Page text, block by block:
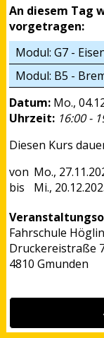
An diesem Tag
vorgetragen:
Modul: G7 -
Modul: B5 -
Datum: Mo.,
Uhrzeit: 16:00 -
Diesen Kurs
Mo.,
Mi.,
Fahrschule
Druckereistraße
4810 Gmunden